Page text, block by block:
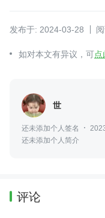
发布于: 2024-03-28
如对本文有异议，可
世
还未添加个人签名
还未添加个人简介
评论